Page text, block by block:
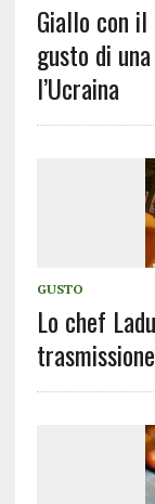
Giallo con
gusto di
l’Ucraina
GUSTO
Lo chef